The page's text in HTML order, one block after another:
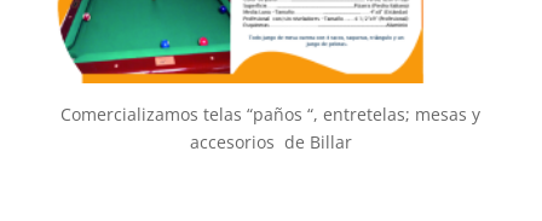
Comercializamos telas “paños “, entretelas; mesas y
accesorios de Billar